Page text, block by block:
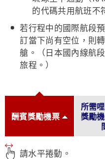
的代碼共用航班不
若行程中的國際航段
訂當下尚有空位，則
艙。（日本國內線航
旅程。）
酬賓獎勵機票
所需
獎勵
請水平捲動。